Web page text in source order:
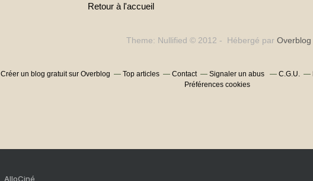
Retour à l'accueil
Theme: Nullified © 2012 - Hébergé par Overblog
Créer un blog gratuit sur Overblog Top articles Contact Signaler un abus C.G.U.
Préférences cookies
AlloCiné